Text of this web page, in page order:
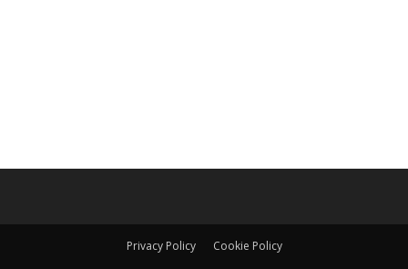
Privacy Policy Cookie Policy